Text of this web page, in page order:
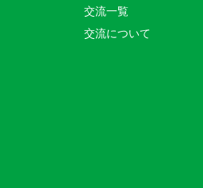
交流一覧
交流について